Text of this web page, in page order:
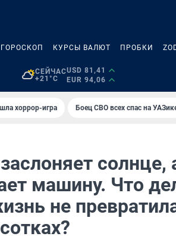
ГОРОСКОП КУРСЫ ВАЛЮТ ПРОБКИ
СЕЙЧАС
+21°C
USD 81,41
EUR 94,06
хоррор-игра Боец СВО всех спас на
солнце,
машину. Что
не